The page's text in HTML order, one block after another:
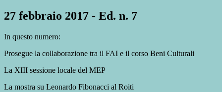
27 febbraio 2017 - Ed. n. 7
In questo numero:
Prosegue la collaborazione tra il FAI e il corso Beni Culturali
La XIII sessione locale del MEP
La mostra su Leonardo Fibonacci al Roiti